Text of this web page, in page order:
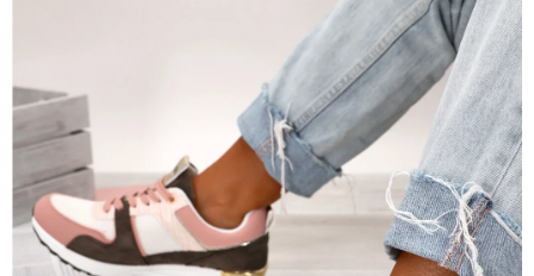
hviezdičiek.